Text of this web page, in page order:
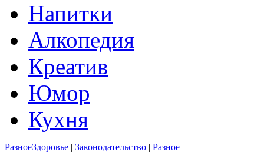
Напитки
Алкопедия
Креатив
Юмор
Кухня
РазноеЗдоровье | Законодательство | Разное